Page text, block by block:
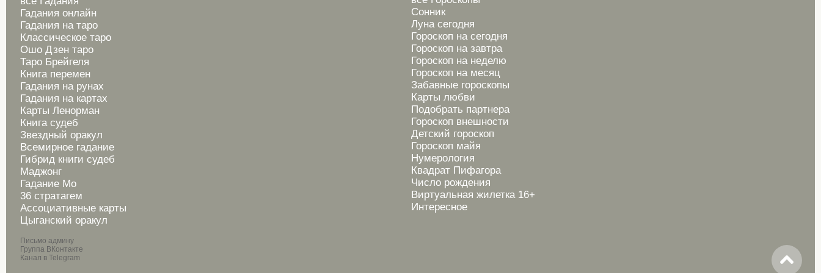
Гадания онлайн
Гадания на таро
Классическое таро
Ошо Дзен таро
Таро Брейгеля
Книга перемен
Гадания на рунах
Гадания на картах
Карты Ленорман
Книга судеб
Звездный оракул
Всемирное гадание
Гибрид книги судеб
Маджонг
Гадание Мо
36 стратагем
Ассоциативные карты
Цыганский оракул
Письмо админу
Группа ВКонтакте
Канал в Telegram
Сонник
Луна сегодня
Гороскоп на сегодня
Гороскоп на завтра
Гороскоп на неделю
Гороскоп на месяц
Забавные гороскопы
Карты любви
Подобрать партнера
Гороскоп внешности
Детский гороскоп
Гороскоп майя
Нумерология
Квадрат Пифагора
Число рождения
Виртуальная жилетка 16+
Интересное